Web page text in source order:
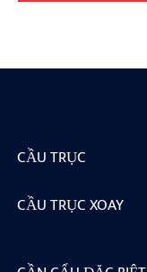
CẦU TRỤC
CẦU TRỤC XOAY